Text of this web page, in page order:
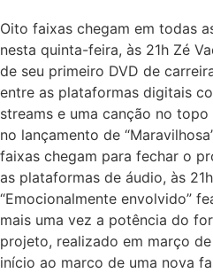
Oito faixas chegam em todas
nesta quinta-feira, às 21h Zé
de seu primeiro DVD de
entre as plataformas digitais
streams e uma canção no
no lançamento de
faixas chegam para fechar o
as plataformas de áudio, às
“Emocionalmente envolvido”
mais uma vez a potência do
projeto, realizado em março
início ao marco de uma nova